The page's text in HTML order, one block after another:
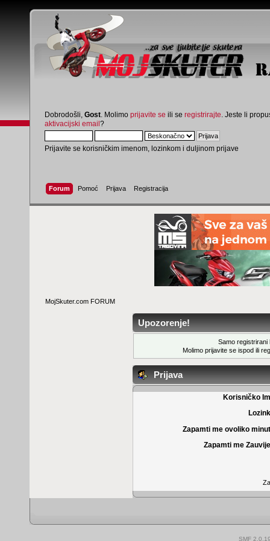
Dobrodošli, Gost . Molimo prijavite se ili se registrirajte . Jeste li
aktivacijski email?
Prijavite se korisničkim imenom, lozinkom i duljinom prijave
Forum Pomoć Prijava Registracija
MojSkuter.com FORUM
Upozorenje!
Samo registrirani
Molimo prijavite se ispod ili
Prijava
Korisničko
Zapamti me ovoliko
Zapamti me
SMF